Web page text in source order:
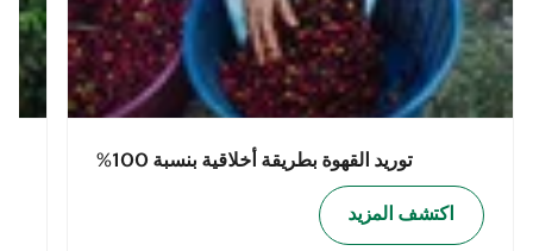
توريد القهوة بطريقة أخلاقية بنسبة 100%
اكتشف المزيد